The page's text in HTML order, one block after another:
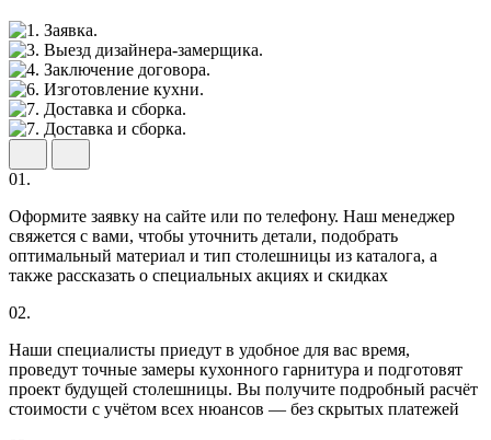
01.
Оформите заявку на сайте или по телефону. Наш менеджер
свяжется с вами, чтобы уточнить детали, подобрать
оптимальный материал и тип столешницы из каталога, а
также рассказать о специальных акциях и скидках
02.
Наши специалисты приедут в удобное для вас время,
проведут точные замеры кухонного гарнитура и подготовят
проект будущей столешницы. Вы получите подробный расчёт
стоимости с учётом всех нюансов — без скрытых платежей